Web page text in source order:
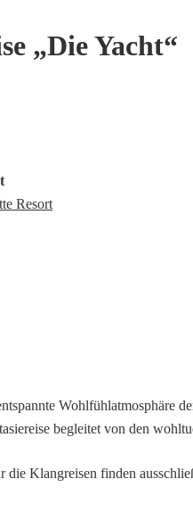
„Die Yacht“
Resort
Wohlfühlatmosphäre
begleitet von den
die Klangreisen finden